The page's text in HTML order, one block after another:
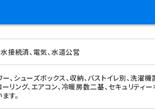
接続済、電気、水道公営
、シューズボックス、収納、バストイレ別、洗濯
ーリング、エアコン、冷暖房数二基、セキュリティ
す。